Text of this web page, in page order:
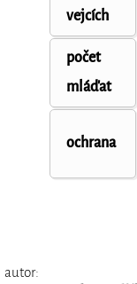
vejcích
počet
mláďat
ochrana
autor: